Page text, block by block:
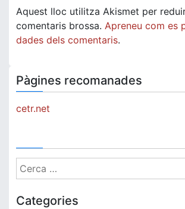
Aquest lloc utilitza Akismet per
comentaris brossa. Apreneu com es
dades dels comentaris.
Pàgines recomanades
cetr.net
Cerca:
Categories